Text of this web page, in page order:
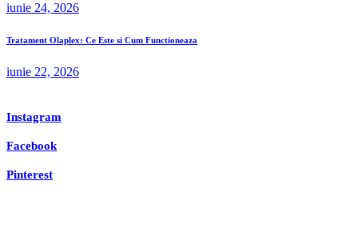
iunie 24, 2026
Tratament Olaplex: Ce Este si Cum Functioneaza
iunie 22, 2026
Instagram
Facebook
Pinterest